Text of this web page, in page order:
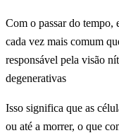
Com o passar do tempo,
cada vez mais comum
responsável pela visão
degenerativas
Isso significa que as
ou até a morrer, o que